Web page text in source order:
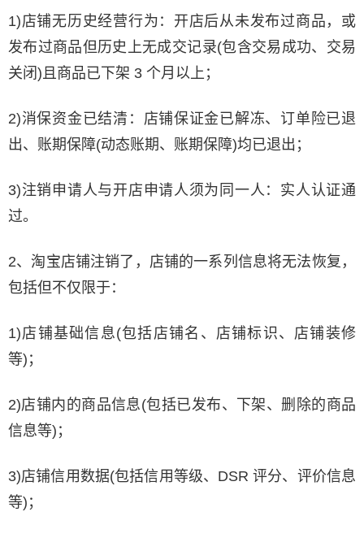
1)店铺无历史经营行为：开店后从未发布过商品，或
发布过商品但历史上无成交记录(包含交易成功、交易
关闭)且商品已下架 3 个月以上；
2)消保资金已结清：店铺保证金已解冻、订单险已退
出、账期保障(动态账期、账期保障)均已退出；
3)注销申请人与开店申请人须为同一人：实人认证通
过。
2、淘宝店铺注销了，店铺的一系列信息将无法恢复，
包括但不仅限于：
1)店铺基础信息(包括店铺名、店铺标识、店铺装修
等)；
2)店铺内的商品信息(包括已发布、下架、删除的商品
信息等)；
3)店铺信用数据(包括信用等级、DSR 评分、评价信息
等)；